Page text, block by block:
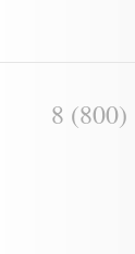
8 (800)